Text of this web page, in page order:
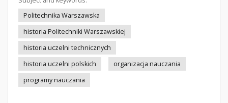
Politechnika Warszawska
historia Politechniki Warszawskiej
historia uczelni technicznych
historia uczelni polskich
organizacja nauczania
programy nauczania